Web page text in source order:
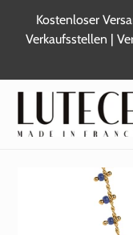
springen
Kostenloser
Verkaufsstellen |